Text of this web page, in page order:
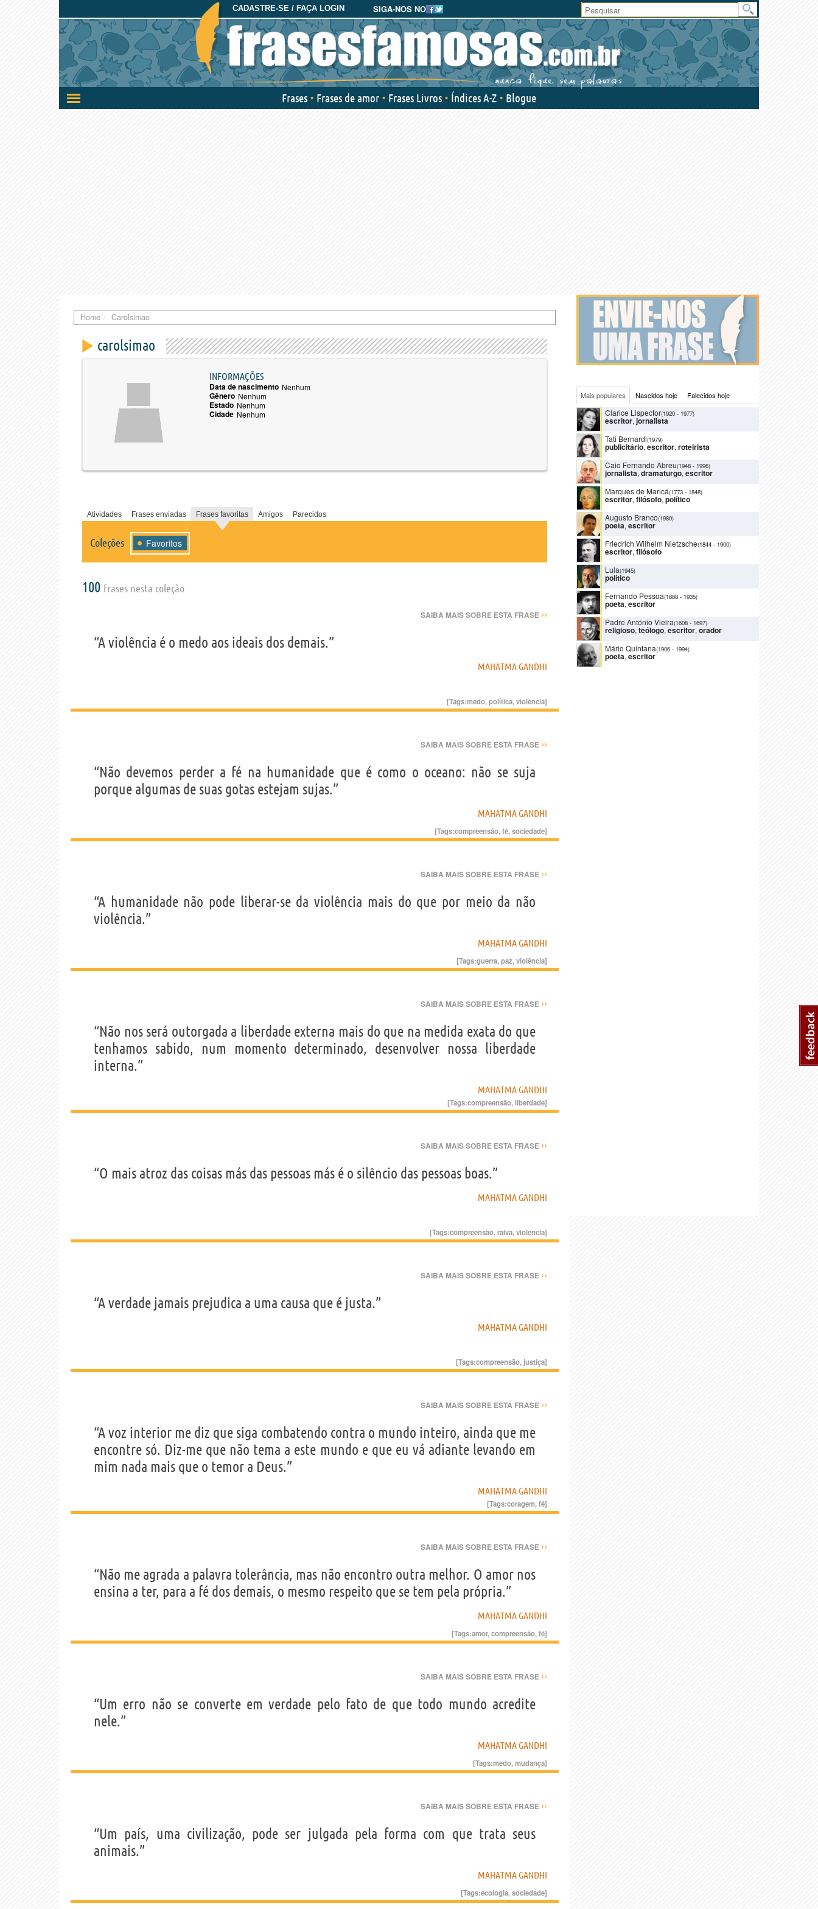
SIGA-NOS NO
CADASTRE-SE / FAÇA LOGIN
Ativar/desativar
a
Área
do
Usuário
Frases Frases de amor Frases Livros Índices A-Z Blogue
Home Carolsimao
carolsimao
INFORMAÇÕES
Data de nascimento Nenhum
Gênero Nenhum
Estado Nenhum
Cidade Nenhum
Atividades Frases enviadas Frases favoritas Amigos Parecidos
Coleções Favoritos
100 frases nesta coleção
SAIBA MAIS SOBRE ESTA FRASE ››
“A violência é o medo aos ideais dos demais.”
MAHATMA GANDHI
[Tags:medo,política,violência]
SAIBA MAIS SOBRE ESTA FRASE ››
“Não devemos perder a fé na humanidade que é como o oceano: não se suja
porque algumas de suas gotas estejam sujas.”
MAHATMA GANDHI
[Tags:compreensão,fé,sociedade]
SAIBA MAIS SOBRE ESTA FRASE ››
“A humanidade não pode liberar-se da violência mais do que por meio da não
violência.”
MAHATMA GANDHI
[Tags:guerra,paz,violência]
SAIBA MAIS SOBRE ESTA FRASE ››
“Não nos será outorgada a liberdade externa mais do que na medida exata do que
tenhamos sabido, num momento determinado, desenvolver nossa liberdade
interna.”
MAHATMA GANDHI
[Tags:compreensão,liberdade]
SAIBA MAIS SOBRE ESTA FRASE ››
“O mais atroz das coisas más das pessoas más é o silêncio das pessoas boas.”
MAHATMA GANDHI
[Tags:compreensão,raiva,violência]
SAIBA MAIS SOBRE ESTA FRASE ››
“A verdade jamais prejudica a uma causa que é justa.”
MAHATMA GANDHI
[Tags:compreensão, justiça]
SAIBA MAIS SOBRE ESTA FRASE ››
“A voz interior me diz que siga combatendo contra o mundo inteiro, ainda que me
encontre só. Diz-me que não tema a este mundo e que eu vá adiante levando em
mim nada mais que o temor a Deus.”
MAHATMA GANDHI
[Tags:coragem,fé]
SAIBA MAIS SOBRE ESTA FRASE ››
“Não me agrada a palavra tolerância, mas não encontro outra melhor. O amor nos
ensina a ter, para a fé dos demais, o mesmo respeito que se tem pela própria.”
MAHATMA GANDHI
[Tags:amor,compreensão,fé]
SAIBA MAIS SOBRE ESTA FRASE ››
“Um erro não se converte em verdade pelo fato de que todo mundo acredite
nele.”
MAHATMA GANDHI
[Tags:medo,mudança]
SAIBA MAIS SOBRE ESTA FRASE ››
“Um país, uma civilização, pode ser julgada pela forma com que trata seus
animais.”
MAHATMA GANDHI
[Tags:ecologia,sociedade]
Mais populares Nascidos hoje Falecidos hoje
Clarice Lispector(1920 - 1977)
escritor, jornalista
Tati Bernardi(1979)
publicitário, escritor, roteirista
Caio Fernando Abreu(1948 - 1996)
jornalista, dramaturgo, escritor
Marques de Maricá(1773 - 1848)
escritor, filósofo, político
Augusto Branco(1980)
poeta, escritor
Friedrich Wilhelm Nietzsche(1844 - 1900)
escritor, filósofo
Lula(1945)
político
Fernando Pessoa(1888 - 1935)
poeta, escritor
Padre António Vieira(1608 - 1697)
religioso, teólogo, escritor, orador
Mário Quintana(1906 - 1994)
poeta, escritor